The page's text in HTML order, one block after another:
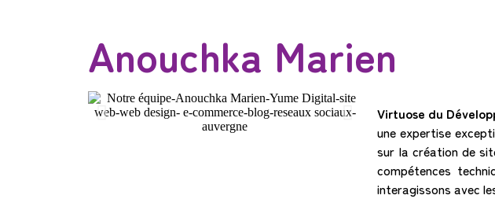
Anouchka Marien
Virtuose du
une expertise
sur la création de
compétences
interagissons avec